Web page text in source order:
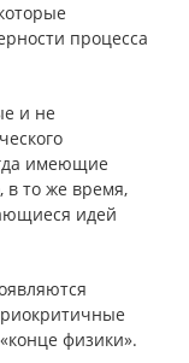
процесса
и не
имеющие
в то же время,
идей
физики».